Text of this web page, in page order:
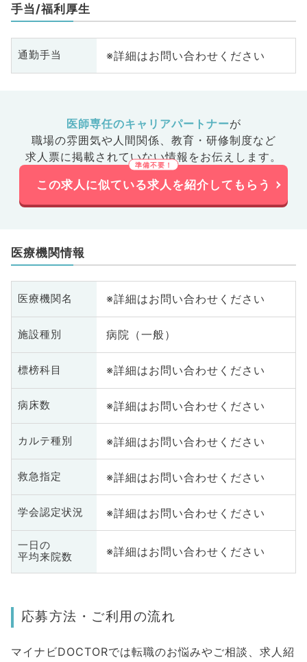
手当/福利厚生
通勤手当 ※詳細はお問い合わせください
医師専任のキャリアパートナーが
職場の雰囲気や人間関係、 教育・研修制度など
求人票に掲載されていない情報をお伝えします。
この求人に似ている求人を紹介してもらう
医療機関情報
医療機関名 ※詳細はお問い合わせください
施設種別 病院（一般）
標榜科目 ※詳細はお問い合わせください
病床数 ※詳細はお問い合わせください
カルテ種別 ※詳細はお問い合わせください
救急指定 ※詳細はお問い合わせください
学会認定状況 ※詳細はお問い合わせください
一日の
平均来院数
※詳細はお問い合わせください
応募方法・ご利用の流れ
マイナビDOCTORでは転職のお悩みやご相談、求人紹